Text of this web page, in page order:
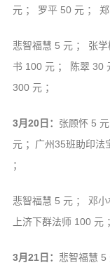
元 ； 罗平 50 元 ； 郑
悲智福慧 5 元 ； 张
书 100 元 ； 陈翠 30
300 元 ；
3月20日： 张顾怀 5
元 ；广州35班助印
；
悲智福慧 5 元 ； 邓
上济下群法师 100 元 ；
3月21日： 悲智福慧 5